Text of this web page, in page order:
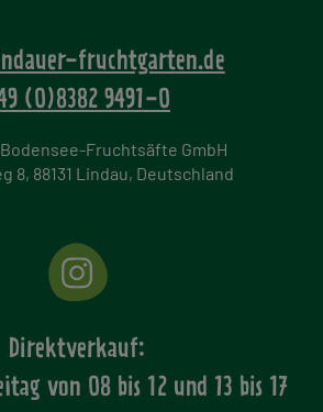
fruchtgarten.de
(0)8382 9491-0
Fruchtsäfte GmbH
8, 88131 Lindau, Deutschland
Direktverkauf:
von 08 bis 12 und 13 bis 17